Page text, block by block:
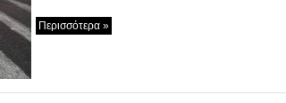
Περισσότερα »